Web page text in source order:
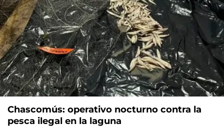
Chascomús: operativo nocturno contra la
pesca ilegal en la laguna